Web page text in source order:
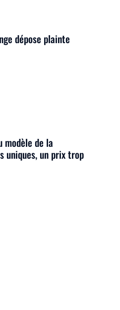
dépose plainte
modèle de la
uniques, un prix trop